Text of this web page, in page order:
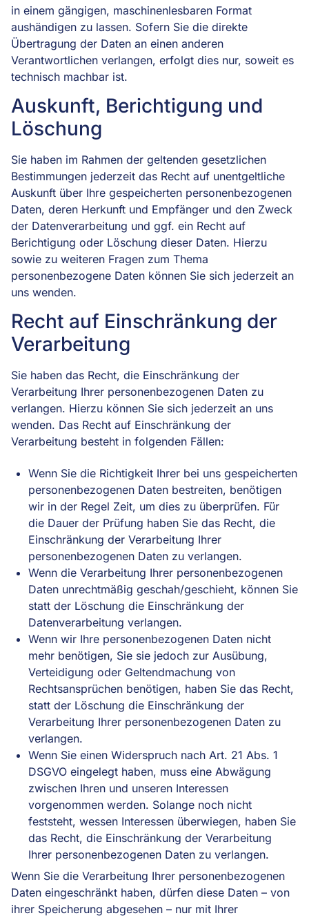
in einem gängigen, maschinenlesbaren Format
aushändigen zu lassen. Sofern Sie die direkte
Übertragung der Daten an einen anderen
Verantwortlichen verlangen, erfolgt dies nur, soweit es
technisch machbar ist.
Auskunft, Berichtigung und
Löschung
Sie haben im Rahmen der geltenden gesetzlichen
Bestimmungen jederzeit das Recht auf unentgeltliche
Auskunft über Ihre gespeicherten personenbezogenen
Daten, deren Herkunft und Empfänger und den Zweck
der Datenverarbeitung und ggf. ein Recht auf
Berichtigung oder Löschung dieser Daten. Hierzu
sowie zu weiteren Fragen zum Thema
personenbezogene Daten können Sie sich jederzeit an
uns wenden.
Recht auf Einschränkung der
Verarbeitung
Sie haben das Recht, die Einschränkung der
Verarbeitung Ihrer personenbezogenen Daten zu
verlangen. Hierzu können Sie sich jederzeit an uns
wenden. Das Recht auf Einschränkung der
Verarbeitung besteht in folgenden Fällen:
Wenn Sie die Richtigkeit Ihrer bei uns gespeicherten
personenbezogenen Daten bestreiten, benötigen
wir in der Regel Zeit, um dies zu überprüfen. Für
die Dauer der Prüfung haben Sie das Recht, die
Einschränkung der Verarbeitung Ihrer
personenbezogenen Daten zu verlangen.
Wenn die Verarbeitung Ihrer personenbezogenen
Daten unrechtmäßig geschah/geschieht, können Sie
statt der Löschung die Einschränkung der
Datenverarbeitung verlangen.
Wenn wir Ihre personenbezogenen Daten nicht
mehr benötigen, Sie sie jedoch zur Ausübung,
Verteidigung oder Geltendmachung von
Rechtsansprüchen benötigen, haben Sie das Recht,
statt der Löschung die Einschränkung der
Verarbeitung Ihrer personenbezogenen Daten zu
verlangen.
Wenn Sie einen Widerspruch nach Art. 21 Abs. 1
DSGVO eingelegt haben, muss eine Abwägung
zwischen Ihren und unseren Interessen
vorgenommen werden. Solange noch nicht
feststeht, wessen Interessen überwiegen, haben Sie
das Recht, die Einschränkung der Verarbeitung
Ihrer personenbezogenen Daten zu verlangen.
Wenn Sie die Verarbeitung Ihrer personenbezogenen
Daten eingeschränkt haben, dürfen diese Daten – von
ihrer Speicherung abgesehen – nur mit Ihrer